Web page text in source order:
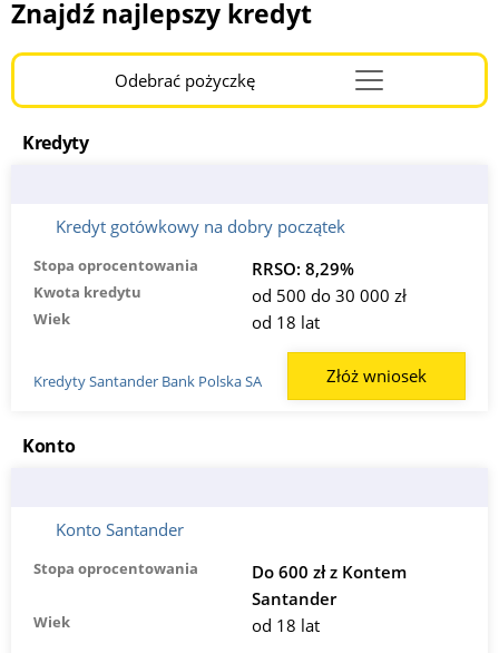
Znajdź najlepszy kredyt
Odebrać pożyczkęMenu
Burger
Kredyty
Kredyt gotówkowy na dobry początek
Stopa oprocentowania RRSO: 8,29%
Kwota kredytu od 500 do 30 000 zł
Wiek od 18 lat
Kredyty Santander Bank Polska SA Złóż wniosek
Konto
Konto Santander
Stopa oprocentowania
Do 600 zł z Kontem
Santander
Wiek od 18 lat